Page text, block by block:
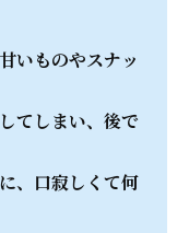
いものやスナッ
てしまい、後で
、口寂しくて何